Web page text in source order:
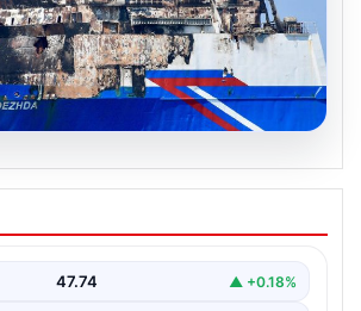
vurulan gemiden ilk
ulaştı, saldırının
Vurulan NADEZHDA Gemisinin İlk
47.74 ▲ +0.18%